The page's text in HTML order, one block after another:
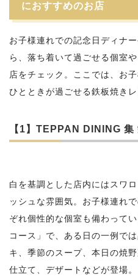
におすすめのお店
お子様連れでの記念日ディナ
ら、落ち着いて過ごせる個室
店をチェック。ここでは、お
ひとときが過ごせる鉄板焼き
【1】TEPPAN DINING 集
白を基調とした店内にはスワ
ッシュな雰囲気。お子様連れ
ぞれ個性的な個室も備わって
コース」で、ある日の一例で
キ、季節のスープ、本日の焼
仕立て、デザートなどが登場。